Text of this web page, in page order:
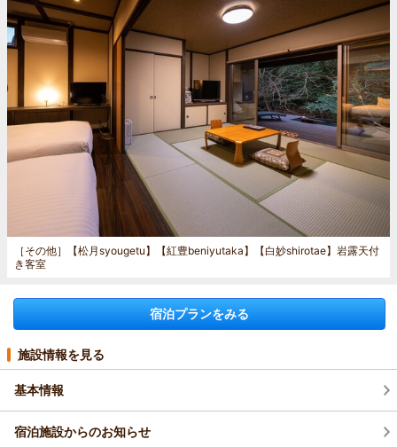
［その他］
【松月syougetu】【紅豊beniyutaka】【白妙shirotae】岩露天付
き客室
宿泊プランをみる
施設情報を見る
基本情報
宿泊施設からのお知らせ